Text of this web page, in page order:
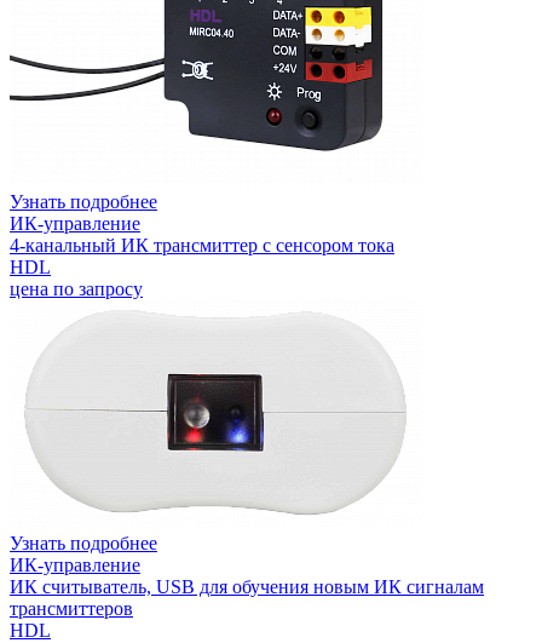
Узнать подробнее
ИК-управление
4-канальный ИК трансмиттер с сенсором тока
HDL
цена по запросу
Узнать подробнее
ИК-управление
ИК считыватель, USB для обучения новым ИК сигналам
трансмиттеров
HDL